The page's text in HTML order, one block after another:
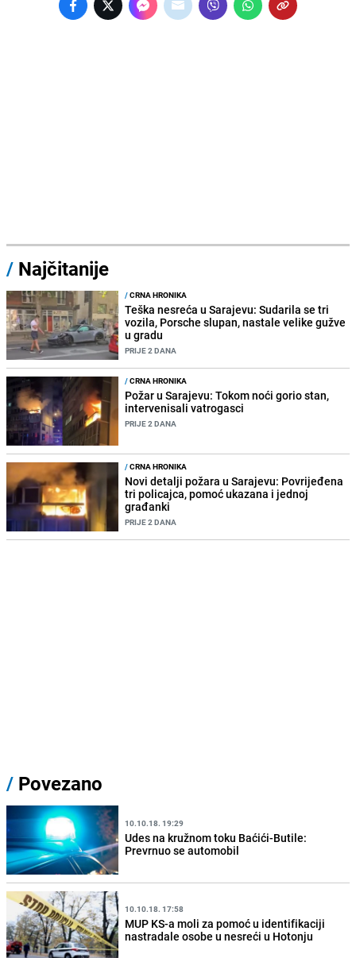
/ Najčitanije
/CRNA HRONIKA
Teška nesreća u Sarajevu: Sudarila se tri
vozila, Porsche slupan, nastale velike gužve
u gradu
PRIJE 2 DANA
/CRNA HRONIKA
Požar u Sarajevu: Tokom noći gorio stan,
intervenisali vatrogasci
PRIJE 2 DANA
/CRNA HRONIKA
Novi detalji požara u Sarajevu: Povrijeđena
tri policajca, pomoć ukazana i jednoj
građanki
PRIJE 2 DANA
/ Povezano
10.10.18. 19:29
Udes na kružnom toku Baćići-Butile:
Prevrnuo se automobil
10.10.18. 17:58
MUP KS-a moli za pomoć u identifikaciji
nastradale osobe u nesreći u Hotonju